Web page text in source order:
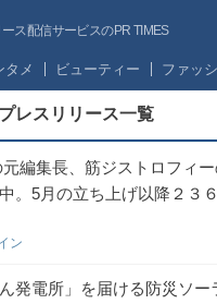
ス配信サービスのPR TIMES
タメ ビューティー ファッ
レスリリース一覧
編集長、筋ジストロフィ
。5月の立ち上げ以降２３
ン
発電所」を届ける防災ソー